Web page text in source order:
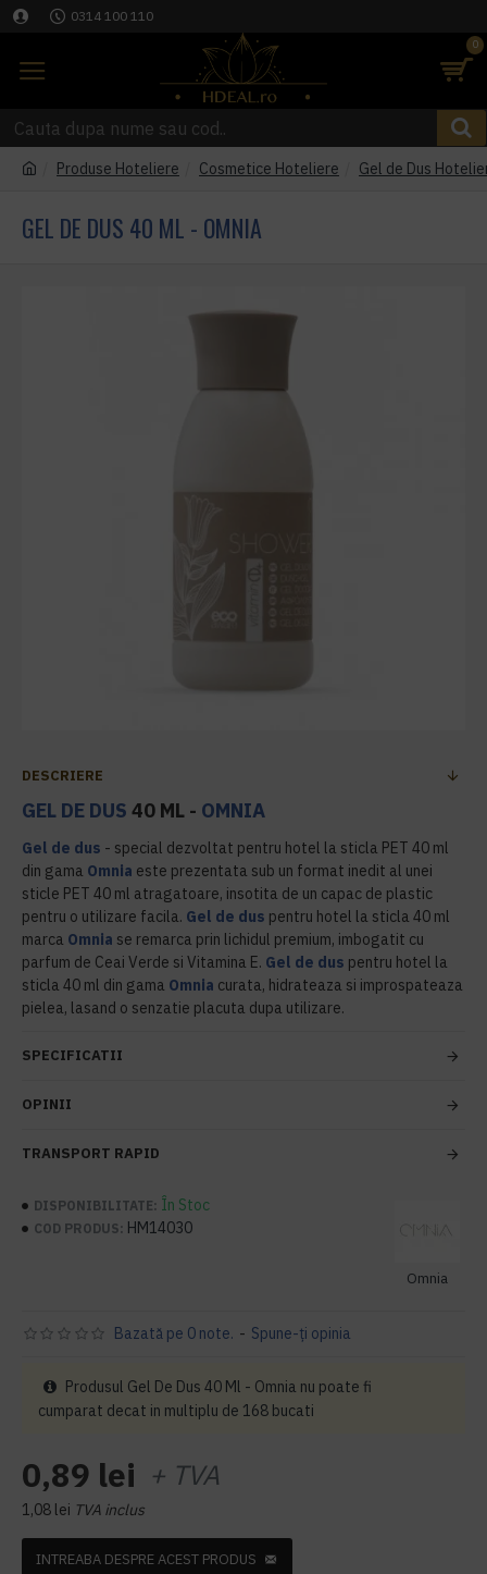
0314 100 110
0
Produse Hoteliere Cosmetice Hoteliere Gel de Dus
GEL DE DUS 40 ML - OMNIA
DESCRIERE
GEL DE DUS 40 ML - OMNIA
Gel de dus - special dezvoltat pentru hotel la sticla PET 40 ml
din gama Omnia este prezentata sub un format inedit al unei
sticle PET 40 ml atragatoare, insotita de un capac de plastic
pentru o utilizare facila. Gel de dus pentru hotel la sticla 40 ml
marca Omnia se remarca prin lichidul premium, imbogatit cu
parfum de Ceai Verde si Vitamina E. Gel de dus pentru hotel la
sticla 40 ml din gama Omnia curata, hidrateaza si improspateaza
pielea, lasand o senzatie placuta dupa utilizare.
SPECIFICATII
OPINII
TRANSPORT RAPID
DISPONIBILITATE: În Stoc
COD PRODUS: HM14030
Omnia
Bazată pe 0 note. - Spune-ţi opinia
0,89 lei + TVA
1,08 lei TVA inclus
Produsul Gel De Dus 40 Ml - Omnia nu poate fi
cumparat decat in multiplu de 168 bucati
INTREABA DESPRE ACEST PRODUS